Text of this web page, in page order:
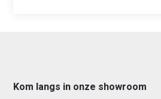
Kom langs in onze showroom